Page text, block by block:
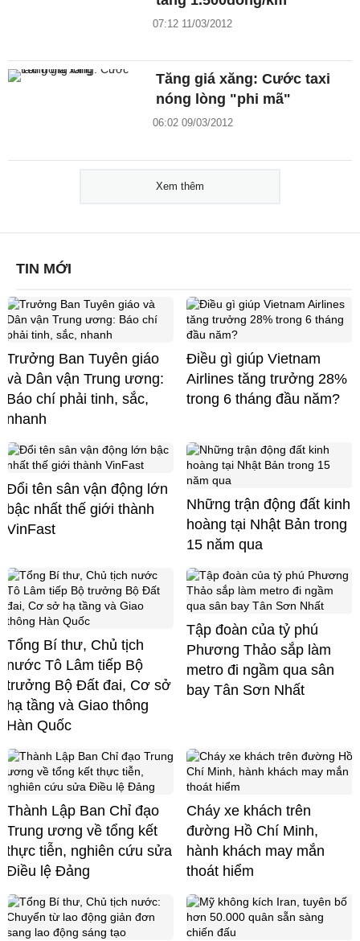
07:12 11/03/2012
Tăng giá xăng: Cước taxi
nóng lòng "phi mã"
06:02 09/03/2012
Xem thêm
TIN MỚI
Trưởng Ban Tuyên giáo
và Dân vận Trung ương:
Báo chí phải tinh, sắc,
nhanh
Điều gì giúp Vietnam
Airlines tăng trưởng 28%
trong 6 tháng đầu năm?
Đổi tên sân vận động lớn
bậc nhất thế giới thành
VinFast
Những trận động đất kinh
hoàng tại Nhật Bản trong
15 năm qua
Tổng Bí thư, Chủ tịch
nước Tô Lâm tiếp Bộ
trưởng Bộ Đất đai, Cơ sở
hạ tầng và Giao thông
Hàn Quốc
Tập đoàn của tỷ phú
Phương Thảo sắp làm
metro đi ngầm qua sân
bay Tân Sơn Nhất
Thành Lập Ban Chỉ đạo
Trung ương về tổng kết
thực tiễn, nghiên cứu sửa
Điều lệ Đảng
Cháy xe khách trên
đường Hồ Chí Minh,
hành khách may mắn
thoát hiểm